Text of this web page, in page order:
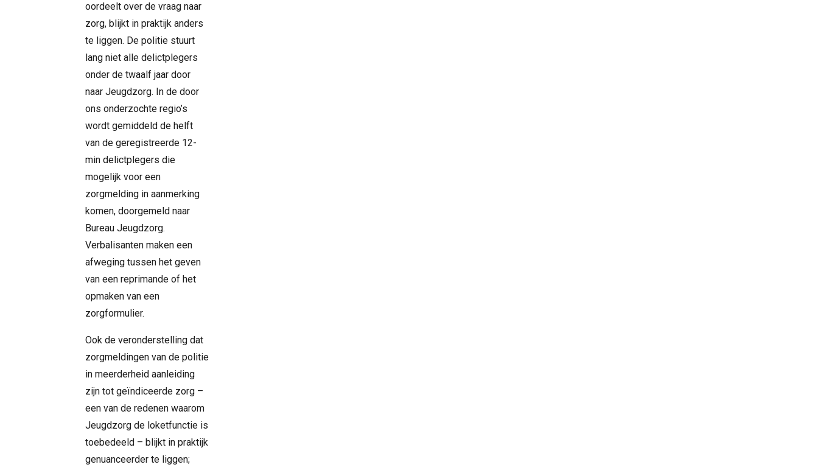
oordeelt over de vraag naar
zorg, blijkt in praktijk anders
te liggen. De politie stuurt
lang niet alle delictplegers
onder de twaalf jaar door
naar Jeugdzorg. In de door
ons onderzochte regio’s
wordt gemiddeld de helft
van de geregistreerde 12-
min delictplegers die
mogelijk voor een
zorgmelding in aanmerking
komen, doorgemeld naar
Bureau Jeugdzorg.
Verbalisanten maken een
afweging tussen het geven
van een reprimande of het
opmaken van een
zorgformulier.
Ook de veronderstelling dat
zorgmeldingen van de politie
in meerderheid aanleiding
zijn tot geïndiceerde zorg –
een van de redenen waarom
Jeugdzorg de loketfunctie is
toebedeeld – blijkt in praktijk
genuanceerder te liggen;